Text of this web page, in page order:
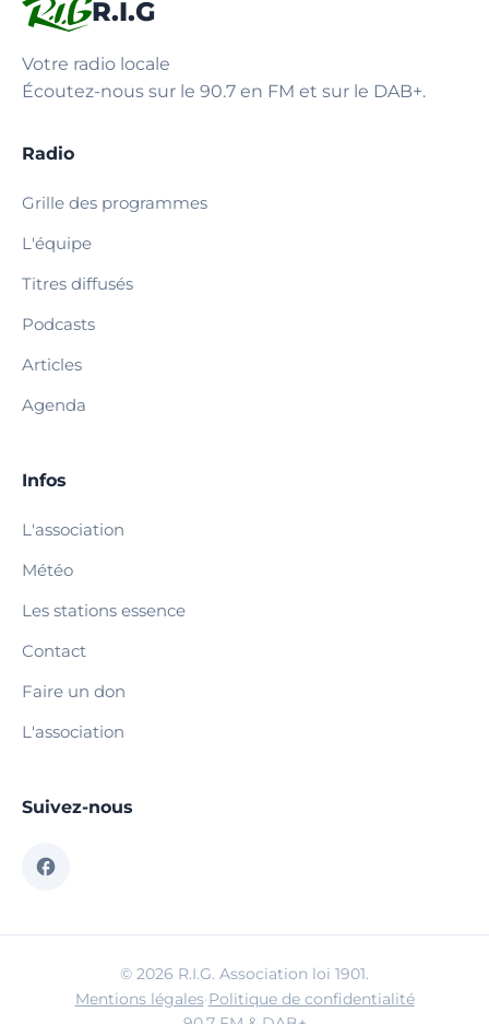
R.I.G
Votre radio locale
Écoutez-nous sur le 90.7 en FM et sur le DAB+.
Radio
Grille des programmes
L'équipe
Titres diffusés
Podcasts
Articles
Agenda
Infos
L'association
Météo
Les stations essence
Contact
Faire un don
L'association
Suivez-nous
© 2026 R.I.G. Association loi 1901.
Mentions légales·Politique de confidentialité